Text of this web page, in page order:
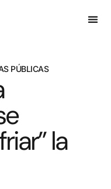
PÚBLICAS
la